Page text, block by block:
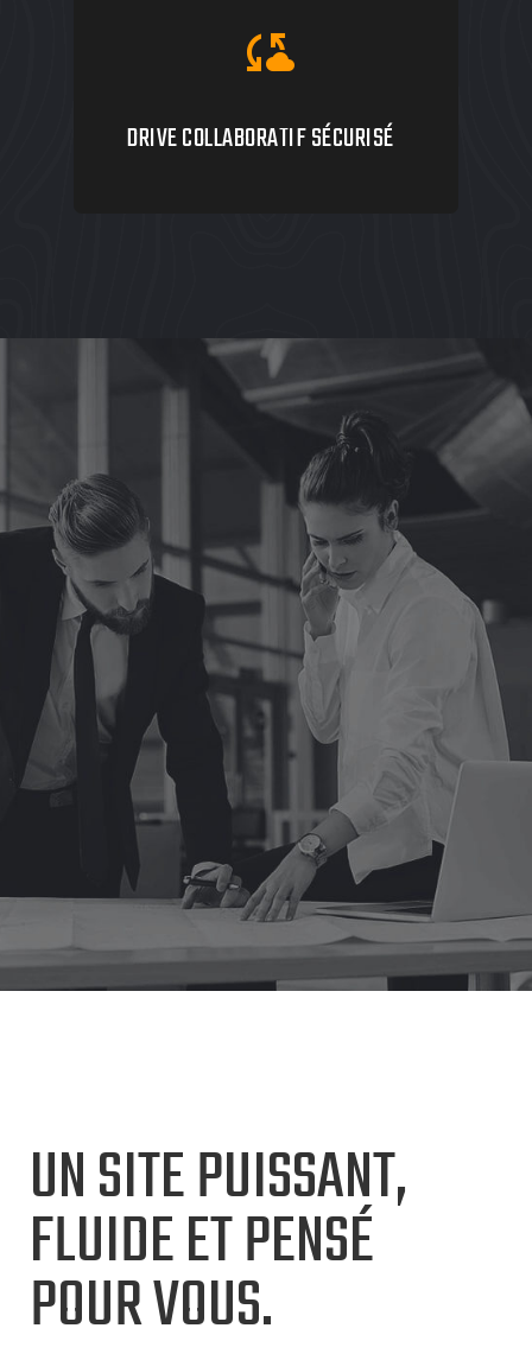
cloud_sync
DRIVE COLLABORATIF SÉCURISÉ
UN SITE PUISSANT,
FLUIDE ET PENSÉ
POUR VOUS.